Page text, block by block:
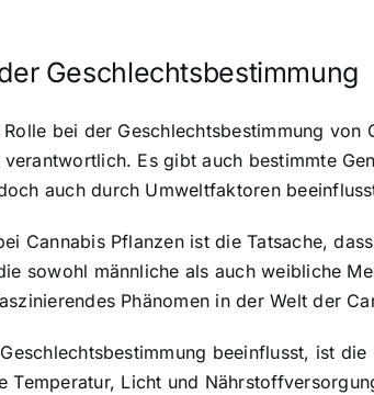
Geschlechtsbestimmung
bei der Geschlechtsbestimmung
Es gibt auch bestimmte
auch durch Umweltfaktoren
Cannabis Pflanzen ist die Tatsache,
sowohl männliche als auch weibliche
Phänomen in der Welt der
beeinflusst, ist
Temperatur, Licht und